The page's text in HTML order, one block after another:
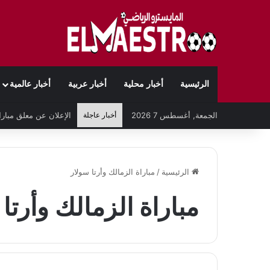
الرئيسية أخبار محلية أخبار عربية أخبار عالمية
الجمعة, أغسطس 7 2026 أخبار عاجلة
الرئيسية / مباراة الزمالك وأرتا سولار
مباراة الزمالك